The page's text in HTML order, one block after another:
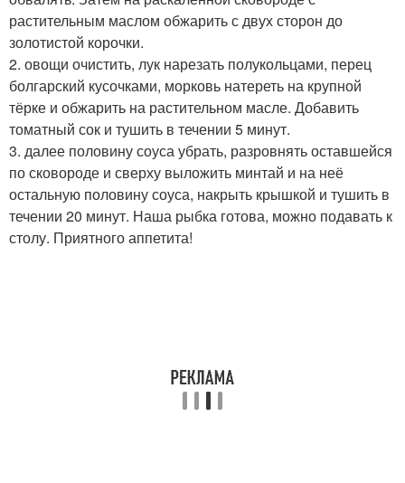
растительным маслом обжарить с двух сторон до
золотистой корочки.
2. овощи очистить, лук нарезать полукольцами, перец
болгарский кусочками, морковь натереть на крупной
тёрке и обжарить на растительном масле. Добавить
томатный сок и тушить в течении 5 минут.
3. далее половину соуса убрать, разровнять оставшейся
по сковороде и сверху выложить минтай и на неё
остальную половину соуса, накрыть крышкой и тушить в
течении 20 минут. Наша рыбка готова, можно подавать к
столу. Приятного аппетита!